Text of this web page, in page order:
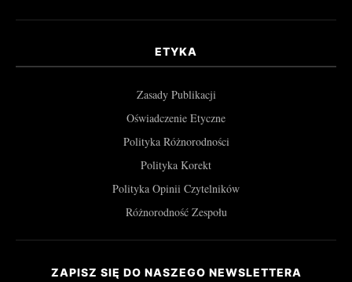
ETYKA
Zasady Publikacji
Oświadczenie Etyczne
Polityka Różnorodności
Polityka Korekt
Polityka Opinii Czytelników
Różnorodność Zespołu
ZAPISZ SIĘ DO NASZEGO NEWSLETTERA